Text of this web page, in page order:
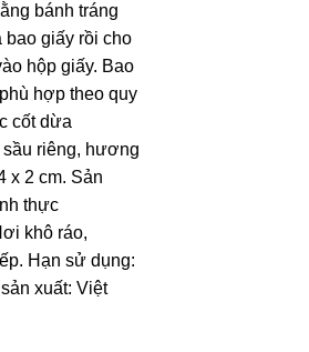
bánh tráng
bao giấy rồi cho
hộp giấy. Bao
hợp theo quy
cốt dừa
riêng, hương
x 2 cm. Sản
thực
khô ráo,
Hạn sử dụng:
xuất: Việt